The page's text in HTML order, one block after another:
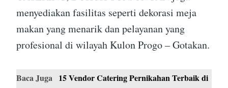
menyediakan fasilitas seperti dekorasi meja
makan yang menarik dan pelayanan yang
profesional di wilayah Kulon Progo – Gotakan.
Baca Juga 15 Vendor Catering Pernikahan Terbaik di